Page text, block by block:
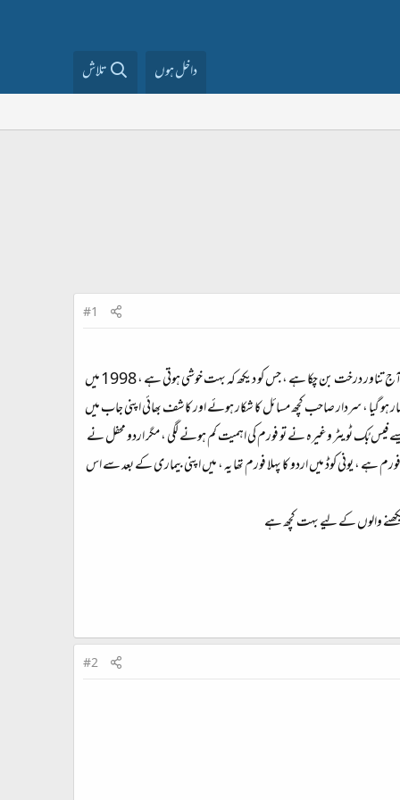
داخل ہوں تلاش
#1
اس نومبر میں مجھے اردو محفل سے جُڑے بیس سال ہو جائیں گے ، میں اس فورم کے شروع کے یوزرز میں سے ایک ہوں ، نبیل زیک کا لگایا ہوا یہ پودا اآج تناور درخت بن چکا ہے ، جس کو دیکھ کہ بہت خوشی ہوتی ہے ، 1998 میں
ہو گیا ، سردار صاحب کچھ مسائل کا شکار ہوئے اور کاشف بھائی اپنی جاب میں
بُک ٹویٹر وغیرہ نے تو فورم کی اہمیت کم ہونے لگی ، مگر اردو محفل نے
، یونی کوڈ میں اردو کا پہلا فورم تھا یہ ، میں اپنی بیماری کے بعد سے اس
والوں کے لیے بہت کچھ ہے
#2